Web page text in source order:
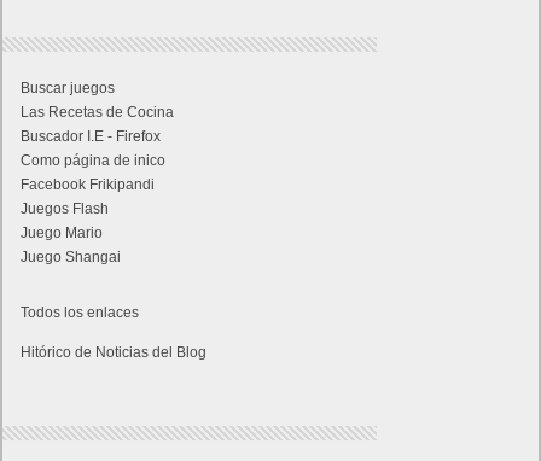
Buscar juegos
Las Recetas de Cocina
Buscador I.E - Firefox
Como página de inico
Facebook Frikipandi
Juegos Flash
Juego Mario
Juego Shangai
Todos los enlaces
Hitórico de Noticias del Blog